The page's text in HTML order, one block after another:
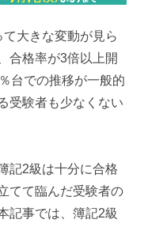
大きな変動が見ら
合格率が3倍以上開
台での推移が一般的
受験者も少なくない
記2級は十分に合格
てて臨んだ受験者の
記事では、簿記2級